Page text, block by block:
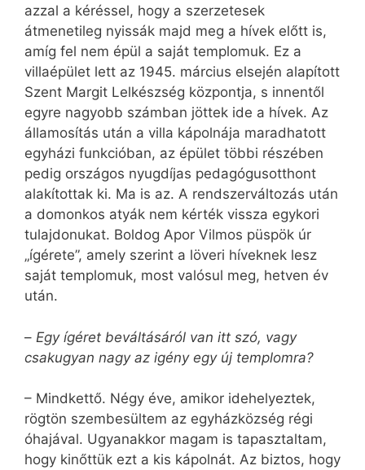
azzal a kéréssel, hogy a szerzetesek
átmenetileg nyissák majd meg a hívek előtt is,
amíg fel nem épül a saját templomuk. Ez a
villaépület lett az 1945. március elsején alapított
Szent Margit Lelkészség központja, s innentől
egyre nagyobb számban jöttek ide a hívek. Az
államosítás után a villa kápolnája maradhatott
egyházi funkcióban, az épület többi részében
pedig országos nyugdíjas pedagógusotthont
alakítottak ki. Ma is az. A rendszerváltozás után
a domonkos atyák nem kérték vissza egykori
tulajdonukat. Boldog Apor Vilmos püspök úr
„ígérete”, amely szerint a löveri híveknek lesz
saját templomuk, most valósul meg, hetven év
után.
– Egy ígéret beváltásáról van itt szó, vagy
csakugyan nagy az igény egy új templomra?
– Mindkettő. Négy éve, amikor idehelyeztek,
rögtön szembesültem az egyházközség régi
óhajával. Ugyanakkor magam is tapasztaltam,
hogy kinőttük ezt a kis kápolnát. Az biztos, hogy